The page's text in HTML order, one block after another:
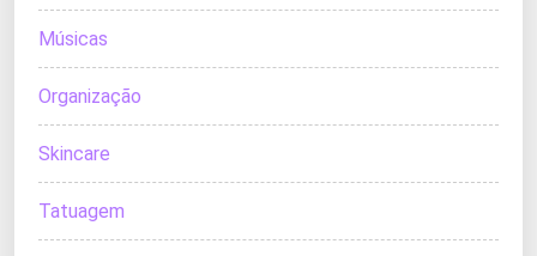
Músicas
Organização
Skincare
Tatuagem